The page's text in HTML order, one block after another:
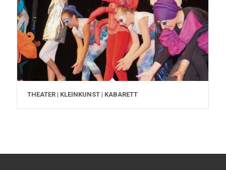
THEATER | KLEINKUNST | KABARETT